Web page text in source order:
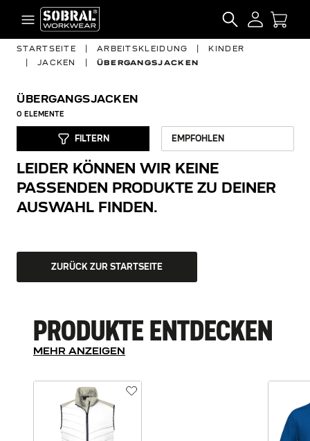
Zum Inhalt springen
SEARCH
STARTSEITE ARBEITSKLEIDUNG
KINDER
JACKEN ÜBERGANGSJACKEN
ÜBERGANGSJACKEN
0 ELEMENTE
FILTERN
LEIDER KÖNNEN WIR KEINE
PASSENDEN PRODUKTE ZU DEINER
AUSWAHL FINDEN.
ZURÜCK ZUR STARTSEITE
PRODUKTE ENTDECKEN
MEHR ANZEIGEN